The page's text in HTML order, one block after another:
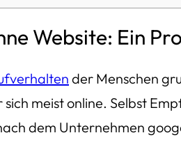
Website: Ein
der Menschen
meist online. Selbst
dem Unternehmen